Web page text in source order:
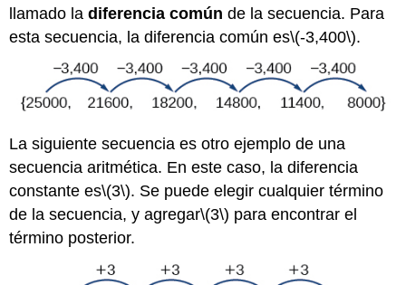
llamado ladiferencia común de la secuencia. Para
esta secuencia, la diferencia común es\(-3,400\).
La siguiente secuencia es otro ejemplo de una
secuencia aritmética. En este caso, la diferencia
constante es\(3\). Se puede elegir cualquier término
de la secuencia, y agregar\(3\) para encontrar el
término posterior.